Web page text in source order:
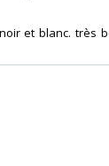
et blanc. très